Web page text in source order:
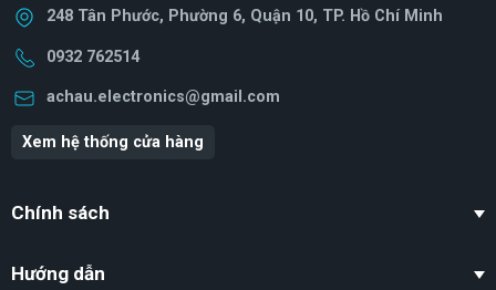
248 Tân Phước, Phường 6, Quận 10, TP. Hồ Chí Minh
0932 762514
achau.electronics@gmail.com
Xem hệ thống cửa hàng
Chính sách
Hướng dẫn